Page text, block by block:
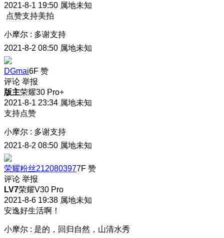
2021-8-1 19:50 属地未知
点赞支持美拍
小摩尔 : 多谢支持
2021-8-2 08:50 属地未知
DGmai6F 赞
评论 举报
版主荣耀30 Pro+
2021-8-1 23:34 属地未知
支持点赞
小摩尔 : 多谢支持
2021-8-2 08:50 属地未知
荣耀粉丝2120803977F 赞
评论 举报
LV7荣耀V30 Pro
2021-8-6 19:38 属地未知
安逸好生活啊！
小摩尔 : 是的，回归自然，山清水秀